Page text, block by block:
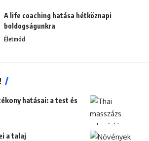
A life coaching hatása hétköznapi
boldogságunkra
Életmód
hatásai: a test és
a talaj